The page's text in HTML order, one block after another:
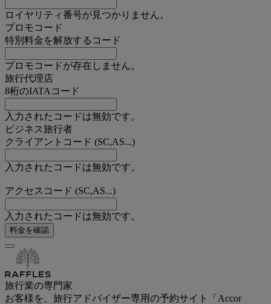
ロイヤリティ番号が見つかりません。
プロモコード
特別料金を解放するコード
プロモコードが存在しません。
旅行代理店
8桁のIATAコード
入力されたコードは無効です。
ビジネス旅行者
クライアントコード (SC,AS...)
入力されたコードは無効です。
アクセスコード (SC,AS...)
入力されたコードは無効です。
料金を確認
旅行業の専門家
お客様を、旅行アドバイザー専用の予約サイト「Accor